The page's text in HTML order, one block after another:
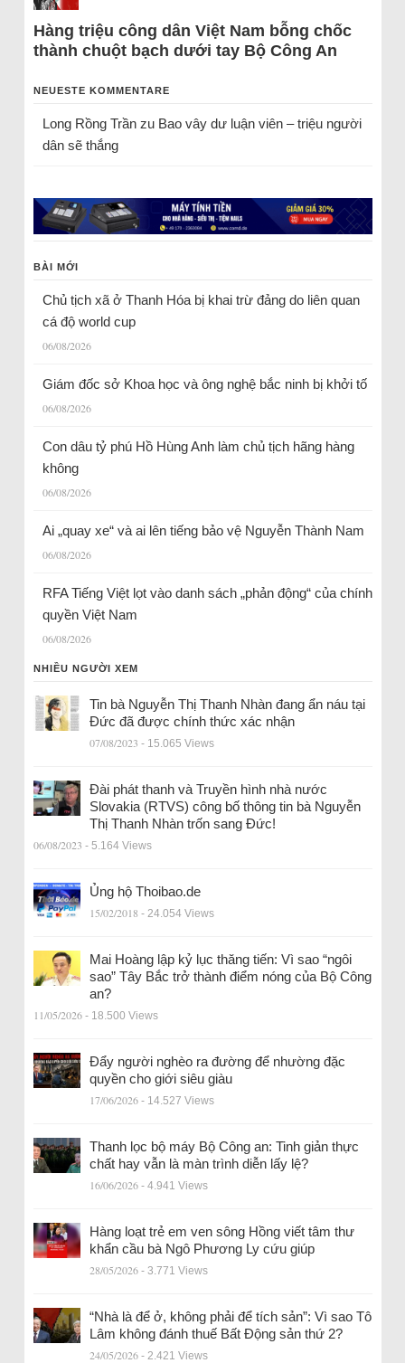
Hàng triệu công dân Việt Nam bỗng chốc
thành chuột bạch dưới tay Bộ Công An
NEUESTE KOMMENTARE
Long Rồng Trầnzu Bao vây dư luận viên – triệu người
dân sẽ thắng
BÀI MỚI
Chủ tịch xã ở Thanh Hóa bị khai trừ đảng do liên quan
cá độ world cup
06/08/2026
Giám đốc sở Khoa học và ông nghệ bắc ninh bị khởi tố
06/08/2026
Con dâu tỷ phú Hồ Hùng Anh làm chủ tịch hãng hàng
không
06/08/2026
Ai „quay xe“ và ai lên tiếng bảo vệ Nguyễn Thành Nam
06/08/2026
RFA Tiếng Việt lọt vào danh sách „phản động“ của chính
quyền Việt Nam
06/08/2026
NHIỀU NGƯỜI XEM
Tin bà Nguyễn Thị Thanh Nhàn đang ẩn náu tại
Đức đã được chính thức xác nhận
07/08/2023 - 15.065 Views
Đài phát thanh và Truyền hình nhà nước
Slovakia (RTVS) công bố thông tin bà Nguyễn
Thị Thanh Nhàn trốn sang Đức!
06/08/2023 - 5.164 Views
Ủng hộ Thoibao.de
15/02/2018 - 24.054 Views
Mai Hoàng lập kỷ lục thăng tiến: Vì sao “ngôi
sao” Tây Bắc trở thành điểm nóng của Bộ Công
an?
11/05/2026 - 18.500 Views
Đẩy người nghèo ra đường để nhường đặc
quyền cho giới siêu giàu
17/06/2026 - 14.527 Views
Thanh lọc bộ máy Bộ Công an: Tinh giản thực
chất hay vẫn là màn trình diễn lấy lệ?
16/06/2026 - 4.941 Views
Hàng loạt trẻ em ven sông Hồng viết tâm thư
khẩn cầu bà Ngô Phương Ly cứu giúp
28/05/2026 - 3.771 Views
“Nhà là để ở, không phải để tích sản”: Vì sao Tô
Lâm không đánh thuế Bất Động sản thứ 2?
24/05/2026 - 2.421 Views